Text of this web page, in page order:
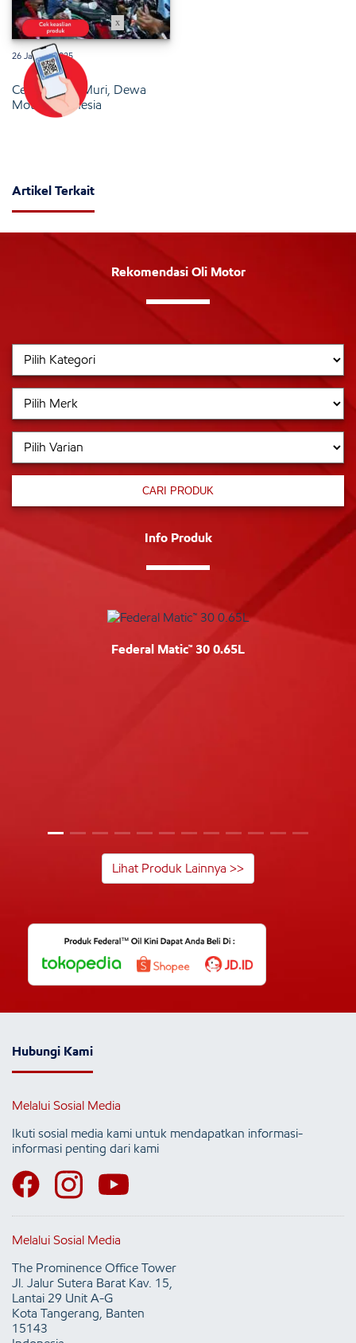
26 Januari 2025
Cetak Rekor Muri, Dewa
Motor Indonesia
Artikel Terkait
Rekomendasi Oli Motor
CARI PRODUK
Info Produk
Federal Matic™ 30 0.65L
Lihat Produk Lainnya >>
Hubungi Kami
Melalui Sosial Media
Ikuti sosial media kami untuk mendapatkan informasi-
informasi penting dari kami
Melalui Sosial Media
The Prominence Office Tower
Jl. Jalur Sutera Barat Kav. 15,
Lantai 29 Unit A-G
Kota Tangerang, Banten
15143
x